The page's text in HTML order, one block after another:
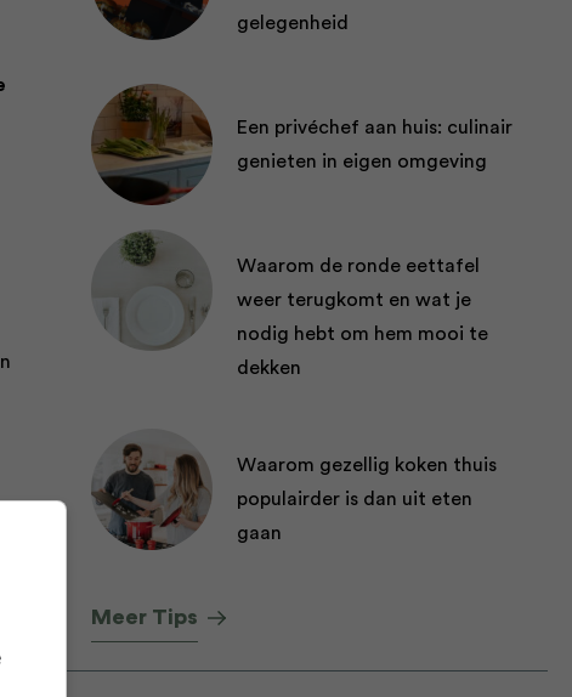
gelegenheid
Een privéchef aan huis: culinair
genieten in eigen omgeving
Waarom de ronde eettafel
weer terugkomt en wat je
nodig hebt om hem mooi te
dekken
Waarom gezellig koken thuis
populairder is dan uit eten
gaan
Meer Tips